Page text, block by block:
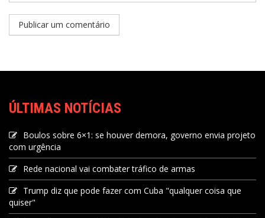
ÚLTIMAS NOTÍCIAS
Boulos sobre 6×1: se houver demora, governo envia projeto
com urgência
Rede nacional vai combater tráfico de armas
Trump diz que pode fazer com Cuba "qualquer coisa que
quiser"